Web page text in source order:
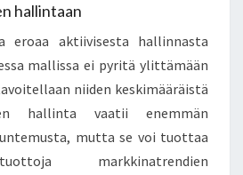
hallintaan
eroaa aktiivisesta hallinnasta
mallissa ei pyritä ylittämään
niiden keskimääräistä
hallinta vaatii enemmän
mutta se voi tuottaa
markkinatrendien